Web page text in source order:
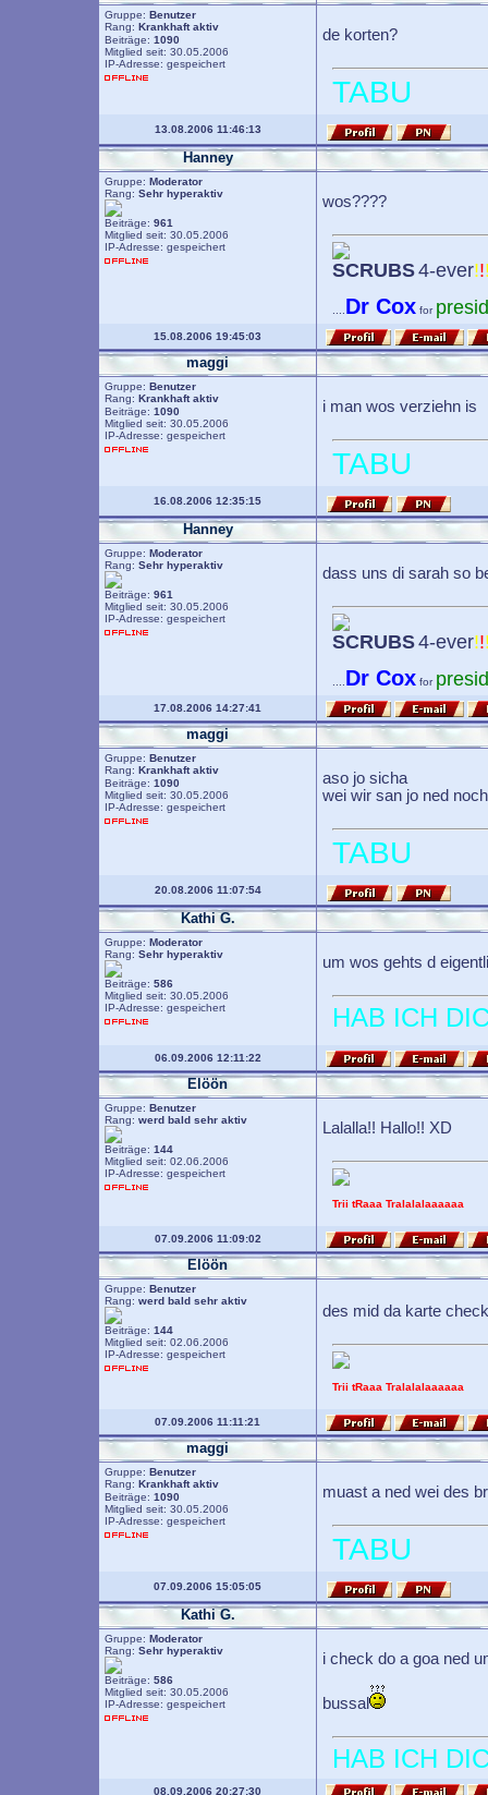
Gruppe: Benutzer
Rang: Krankhaft aktiv
Beiträge: 1090
Mitglied seit: 30.05.2006
IP-Adresse: gespeichert
de korten?
TABU
13.08.2006 11:46:13
Hanney
Gruppe: Moderator
Rang: Sehr hyperaktiv
Beiträge: 961
Mitglied seit: 30.05.2006
IP-Adresse: gespeichert
wos????
SCRUBS4-ever!!
Dr Cox for
15.08.2006 19:45:03
maggi
Gruppe: Benutzer
Rang: Krankhaft aktiv
Beiträge: 1090
Mitglied seit: 30.05.2006
IP-Adresse: gespeichert
i man wos verziehn is
TABU
16.08.2006 12:35:15
Hanney
Gruppe: Moderator
Rang: Sehr hyperaktiv
Beiträge: 961
Mitglied seit: 30.05.2006
IP-Adresse: gespeichert
dass uns di sarah so
SCRUBS4-ever!!
Dr Cox for
17.08.2006 14:27:41
maggi
Gruppe: Benutzer
Rang: Krankhaft aktiv
Beiträge: 1090
Mitglied seit: 30.05.2006
IP-Adresse: gespeichert
aso jo sicha
wei wir san jo ned
TABU
20.08.2006 11:07:54
Kathi G.
Gruppe: Moderator
Rang: Sehr hyperaktiv
Beiträge: 586
Mitglied seit: 30.05.2006
IP-Adresse: gespeichert
um wos gehts d
HAB ICH
06.09.2006 12:11:22
Elöön
Gruppe: Benutzer
Rang: werd bald sehr aktiv
Beiträge: 144
Mitglied seit: 02.06.2006
IP-Adresse: gespeichert
Lalalla!! Hallo!! XD
Trii tRaaa Tralalalaaaaaa
07.09.2006 11:09:02
Elöön
Gruppe: Benutzer
Rang: werd bald sehr aktiv
Beiträge: 144
Mitglied seit: 02.06.2006
IP-Adresse: gespeichert
des mid da karte
Trii tRaaa Tralalalaaaaaa
07.09.2006 11:11:21
maggi
Gruppe: Benutzer
Rang: Krankhaft aktiv
Beiträge: 1090
Mitglied seit: 30.05.2006
IP-Adresse: gespeichert
muast a ned wei des
TABU
07.09.2006 15:05:05
Kathi G.
Gruppe: Moderator
Rang: Sehr hyperaktiv
Beiträge: 586
Mitglied seit: 30.05.2006
IP-Adresse: gespeichert
i check do a goa ned
bussal
HAB ICH
08.09.2006 20:27:30